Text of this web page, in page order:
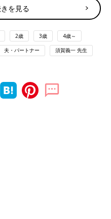
子育てを分かち合っていくも
が持つようになっています。
きて、育児をする父親が増
すると、「お父さん、あなた
かもしれないけれど、まだま
です。
わたって子育てする人たちの
を見る
2歳 3歳 4歳～
夫・パートナー 須賀義一 先生